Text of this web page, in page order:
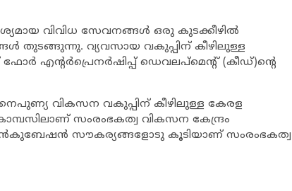
വിവിധ സേവനങ്ങള്‍ ഒരു കുടക്കീഴില്‍
തുടങ്ങുന്നു. വ്യവസായ വകുപ്പിന് കീഴിലുള്ള
ഫോര്‍ എന്റര്‍പ്രെനര്‍ഷിപ്പ് ഡെവലപ്‌മെന്റ് (കീഡ്)ന്റെ
വികസന വകുപ്പിന് കീഴിലുള്ള കേരള
സംരംഭകത്വ വികസന കേന്ദ്രം
സൗകര്യങ്ങളോടു കൂടിയാണ് സംരംഭകത്വ